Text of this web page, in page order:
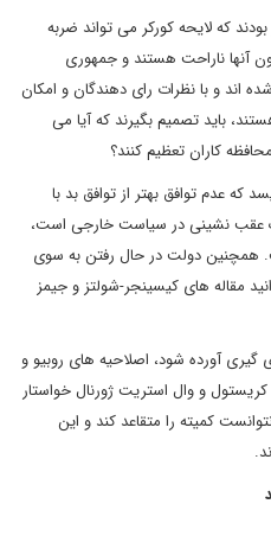
که لایحه کورکر می تواند ضربه
آنها ناراحت هستند و جمهوری
اند و با نظرات رای دهندگان و امکان
باید تصمیم بگیرند که آیا می
کاران تعظیم کنند؟
که عدم توافق بهتر از توافق بد با
یک عقب نشینی در سیاست خارجی است،
همچنین دولت در حال رفتن به سوی
مقاله های کیسینجر-شولتز و جیمز
گیری آورده شود، اصلاحیه های روبیو و
و وال استریت ژورنال خواستار
کمیته را متقاعد کند و این